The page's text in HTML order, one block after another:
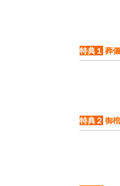
特典１ 葬
特典２ 御